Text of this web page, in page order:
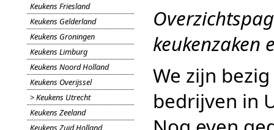
Keukens Friesland
Keukens Gelderland
Keukens Groningen
Keukens Limburg
Keukens Noord Holland
Keukens Overijssel
> Keukens Utrecht
Keukens Zeeland
Keukens Zuid Holland
keukenzaken
We zijn
bedrijven in